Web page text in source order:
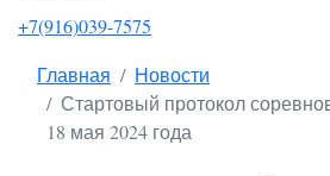
+7(916)039-7575
Главная
Новости
Стартовый протокол
18 мая 2024 года